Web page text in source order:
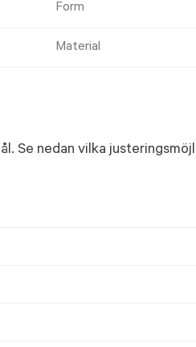
Form
Material
Se nedan vilka